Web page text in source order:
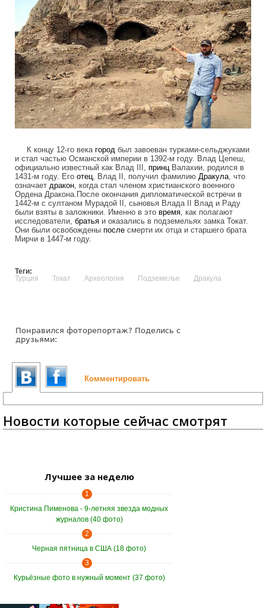
К концу 12-го века город был завоеван турками-сельджуками
и стал частью Османской империи в 1392-м году. Влад Цепеш,
официально известный как Влад III, принц Валахии, родился в
1431-м году. Его отец , Влад II, получил фамилию Дракула , что
означает дракон , когда стал членом христианского военного
Ордена Дракона.После окончания дипломатической встречи в
1442-м с султаном Мурадой II, сыновья Влада II Влад и Раду
были взяты в заложники. Именно в это время , как полагают
исследователи, братья и оказались в подземельях замка Токат.
Они были освобождены после смерти их отца и старшего брата
Мирчи в 1447-м году.
Теги:
Турция
Токат Археология Подземелье Дракула
Понравился фоторепортаж? Поделись с
друзьями:
Комментировать
Новости которые сейчас смотрят
Лучшее за неделю
1
Кристина Пименова - 9-летняя звезда модных
журналов (40 фото)
2
Черная пятница в США (18 фото)
3
Курьёзные фото в нужный момент (37 фото)